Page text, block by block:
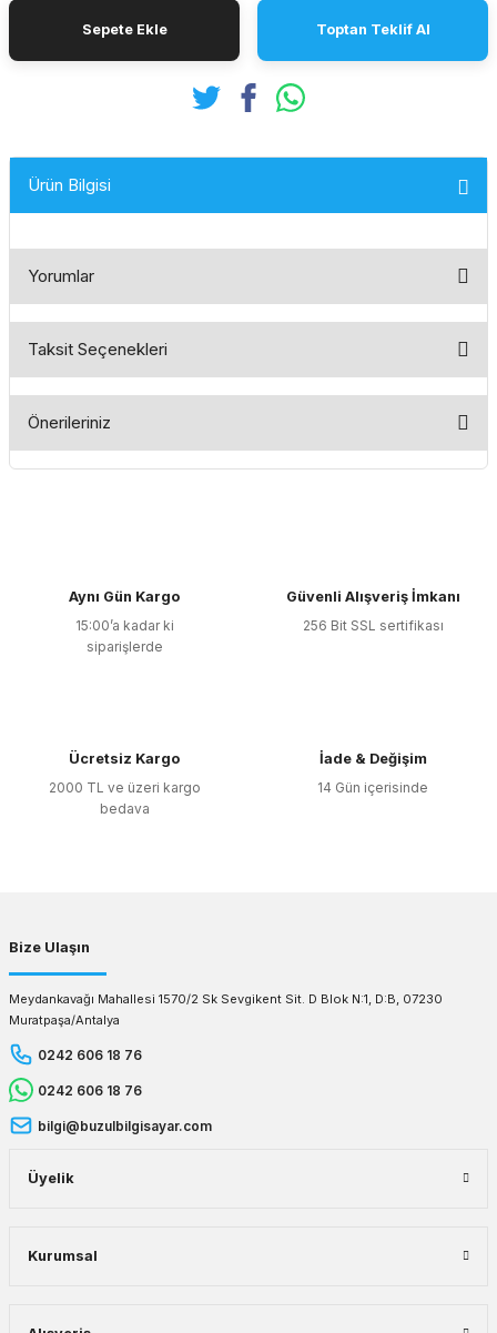
Sepete Ekle Toptan Teklif Al
Ürün Bilgisi
Yorumlar
Taksit Seçenekleri
Önerileriniz
Ürün resmi kalitesiz, bozuk veya görüntülenemiyor.
Ürün açıklamasında eksik bilgiler bulunuyor.
Ürün bilgilerinde hatalar bulunuyor.
Aynı Gün Kargo
15:00’a kadar ki
siparişlerde
Güvenli Alışveriş İmkanı
256 Bit SSL sertifikası
Ücretsiz Kargo
2000 TL ve üzeri kargo
bedava
İade & Değişim
14 Gün içerisinde
Bize Ulaşın
Meydankavağı Mahallesi 1570/2 Sk Sevgikent Sit. D Blok N:1, D:B, 07230
Muratpaşa/Antalya
0242 606 18 76
0242 606 18 76
bilgi@buzulbilgisayar.com
Üyelik
Kurumsal